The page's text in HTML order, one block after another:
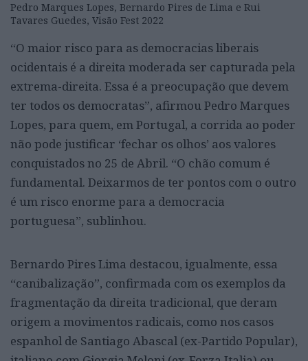
Pedro Marques Lopes, Bernardo Pires de Lima e Rui
Tavares Guedes, Visão Fest 2022
“O maior risco para as democracias liberais
ocidentais é a direita moderada ser capturada pela
extrema-direita. Essa é a preocupação que devem
ter todos os democratas”, afirmou Pedro Marques
Lopes, para quem, em Portugal, a corrida ao poder
não pode justificar ‘fechar os olhos’ aos valores
conquistados no 25 de Abril. “O chão comum é
fundamental. Deixarmos de ter pontos com o outro
é um risco enorme para a democracia
portuguesa”, sublinhou.
Bernardo Pires Lima destacou, igualmente, essa
“canibalização”, confirmada com os exemplos da
fragmentação da direita tradicional, que deram
origem a movimentos radicais, como nos casos
espanhol de Santiago Abascal (ex-Partido Popular),